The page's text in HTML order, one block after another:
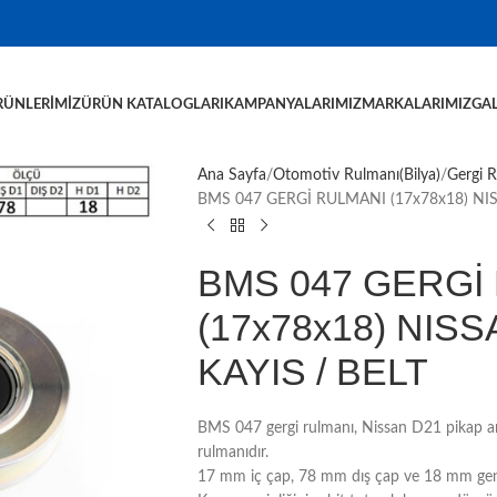
ÜRÜN KATALOGLARI KAMPANYALARIMIZMARKALARIMIZ
Ana Sayfa Otomotiv Rulmanı(Bilya) Gergi
BMS 047 GERGİ RULMANI (17x78x18)
BMS 047
(17x78x18)
KAYIS / BELT
BMS 047 gergi rulmanı, Nissan D21 pikap
rulmanıdır.
17 mm iç çap, 78 mm dış çap ve 18 mm